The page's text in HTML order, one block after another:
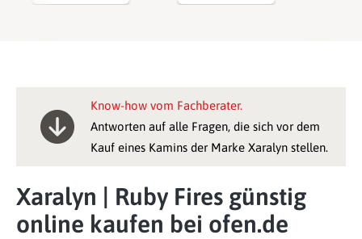
Know-how vom Fachberater.
Antworten auf alle Fragen, die sich vor dem
Kauf eines Kamins der Marke Xaralyn stellen.
Xaralyn | Ruby Fires günstig
online kaufen bei ofen.de